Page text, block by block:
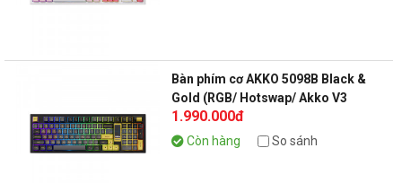
Bàn phím cơ AKKO 5098B Black &
Gold (RGB/ Hotswap/ Akko V3
Piano Pro)
1.990.000đ
Còn hàng So sánh